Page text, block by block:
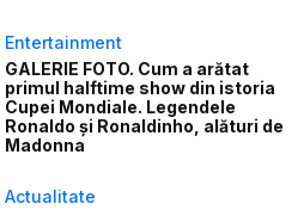
Entertainment
GALERIE FOTO. Cum a arătat
primul halftime show din istoria
Cupei Mondiale. Legendele
Ronaldo și Ronaldinho, alături de
Madonna
Actualitate